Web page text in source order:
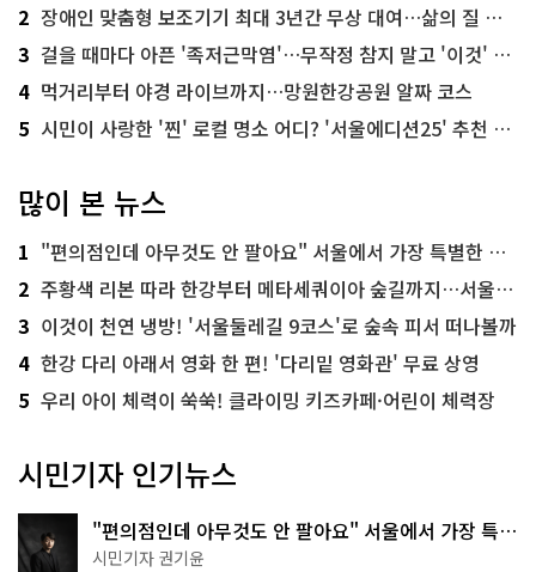
2 장애인 맞춤형 보조기기 최대 3년간 무상 대여…삶의 질 높인다
3 걸을 때마다 아픈 '족저근막염'…무작정 참지 말고 '이것' 해보세요!
4 먹거리부터 야경 라이브까지…망원한강공원 알짜 코스
5 시민이 사랑한 '찐' 로컬 명소 어디? '서울에디션25' 추천 코스
많이 본 뉴스
1 "편의점인데 아무것도 안 팔아요" 서울에서 가장 특별한 편의점의 정체
2 주황색 리본 따라 한강부터 메타세쿼이아 숲길까지…서울둘레길 15코스
3 이것이 천연 냉방! '서울둘레길 9코스'로 숲속 피서 떠나볼까
4 한강 다리 아래서 영화 한 편! '다리밑 영화관' 무료 상영
5 우리 아이 체력이 쑥쑥! 클라이밍 키즈카페·어린이 체력장
시민기자 인기뉴스
"편의점인데 아무것도 안 팔아요" 서울에서 가장 특별
한 편의점의 정체
시민기자 권기윤